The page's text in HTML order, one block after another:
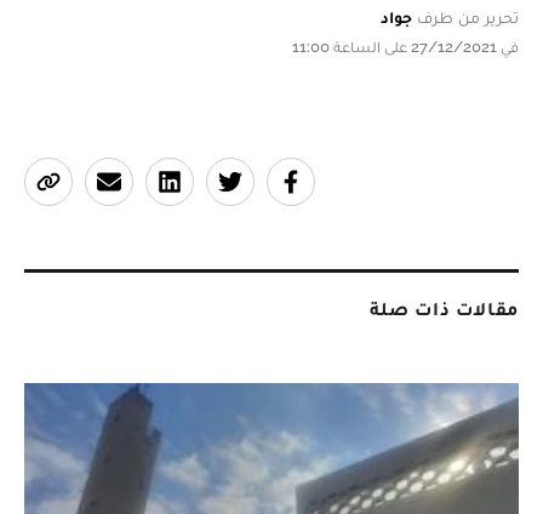
تحرير من طرف جواد
في 27/12/2021 على الساعة 11:00
مقالات ذات صلة